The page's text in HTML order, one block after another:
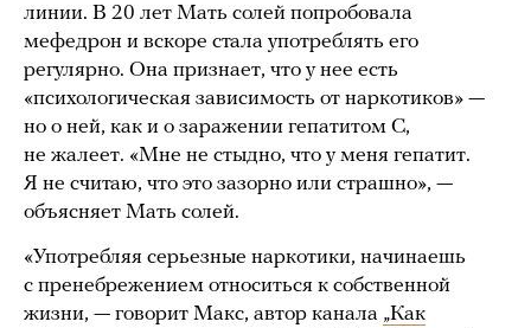
линии. В 20 лет Мать солей попробовала
мефедрон и вскоре стала употреблять его
регулярно. Она признает, что у нее есть
«психологическая зависимость от наркотиков» —
но о ней, как и о заражении гепатитом С,
не жалеет. «Мне не стыдно, что у меня гепатит.
Я не считаю, что это зазорно или страшно», —
объясняет Мать солей.
«Употребляя серьезные наркотики, начинаешь
с пренебрежением относиться к собственной
жизни, — говорит Макс, автор канала „Как